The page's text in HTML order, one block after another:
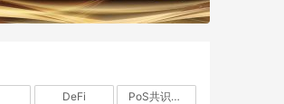
DeFi
PoS共识机制